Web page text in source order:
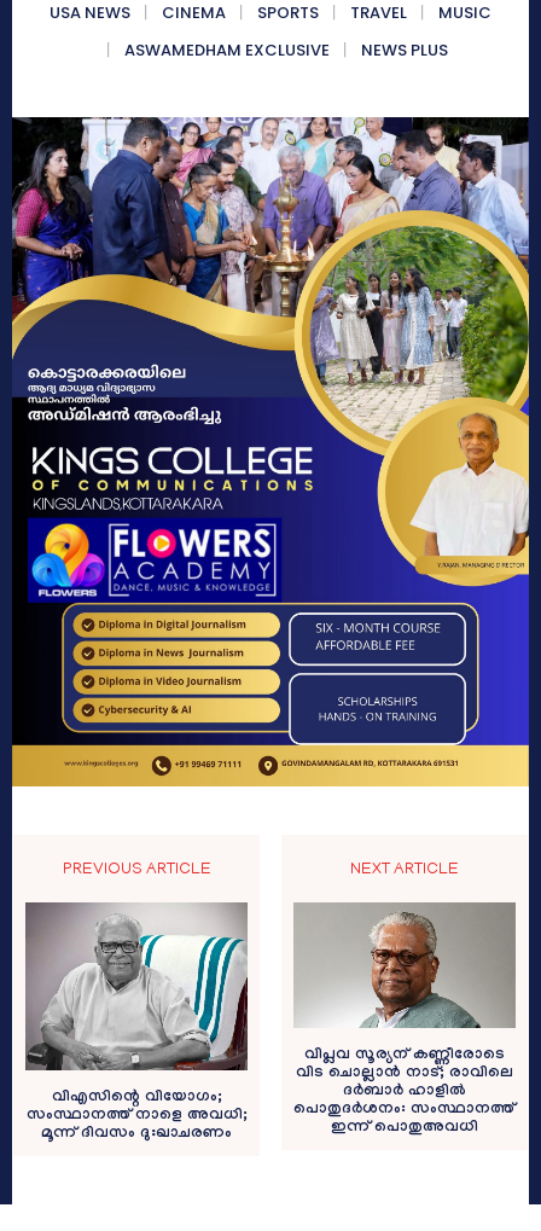
USA NEWS CINEMA SPORTS TRAVEL
MUSIC
ASWAMEDHAM EXCLUSIVE
NEWS PLUS
PREVIOUS ARTICLE
വിഎസിന്റെ വിയോ​ഗം;
സംസ്ഥാനത്ത് നാളെ അവധി;
മൂന്ന് ദിവസം ദുഃഖാചരണം
NEXT ARTICLE
വിപ്ലവ സൂര്യന് കണ്ണീ​രോടെ
വിട ചൊല്ലാൻ നാട്; രാവിലെ
ദർബാർ ഹാളിൽ
പൊതുദർശനം: സംസ്ഥാനത്ത്
ഇന്ന് പൊതുഅവധി